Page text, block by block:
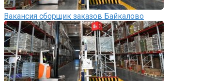
Вакансия сборщик заказов Байкалово